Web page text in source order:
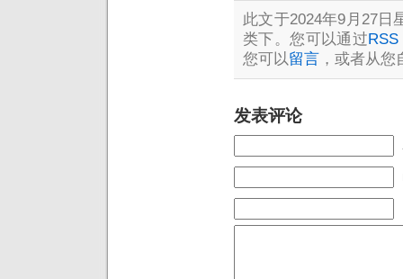
此文于2024年9月27日
类下。您可以通过
您可以留言 ，或者从
发表评论